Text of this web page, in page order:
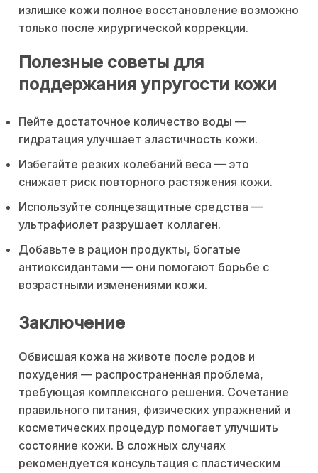
излишке кожи полное восстановление возможно
только после хирургической коррекции.
Полезные советы для
поддержания упругости кожи
Пейте достаточное количество воды —
гидратация улучшает эластичность кожи.
Избегайте резких колебаний веса — это
снижает риск повторного растяжения кожи.
Используйте солнцезащитные средства —
ультрафиолет разрушает коллаген.
Добавьте в рацион продукты, богатые
антиоксидантами — они помогают борьбе с
возрастными изменениями кожи.
Заключение
Обвисшая кожа на животе после родов и
похудения — распространенная проблема,
требующая комплексного решения. Сочетание
правильного питания, физических упражнений и
косметических процедур помогает улучшить
состояние кожи. В сложных случаях
рекомендуется консультация с пластическим